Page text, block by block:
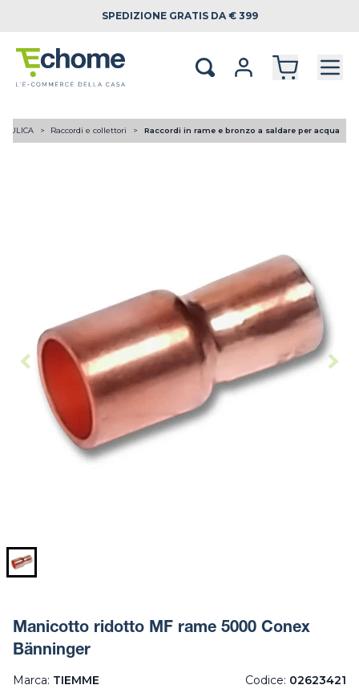
SPEDIZIONE GRATIS DA € 399
Raccordi e collettori Raccordi in rame e bronzo a saldare per acqua
Manicotto ridotto MF rame 5000 Conex
Bänninger
Marca: TIEMME Codice: 02623421